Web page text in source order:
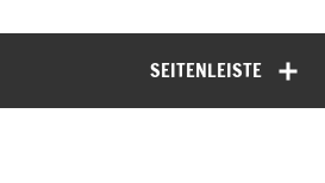
SEITENLEISTE